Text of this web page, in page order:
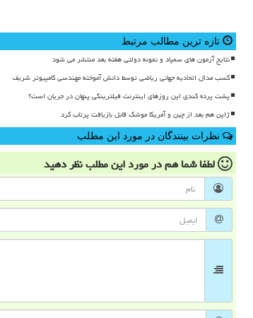
تازه ترین مطالب مرتبط
نتایج آزمون های سمپاد و نمونه دولتی هفته بعد منتشر می شود
کسب مدال اتحادیه جهانی ریاضی توسط دانش آموخته مهندسی کامپیوتر شریف
پشت پرده کندی این روزهای اینترنت فیلترینگی پنهان در جریان است؟
ژاپن هم بعد از چین و آمریکا موشک قابل بازیافت پرتاب کرد
نظرات بینندگان در مورد این مطلب
لطفا شما همدر مورد این مطلبنظر دهید